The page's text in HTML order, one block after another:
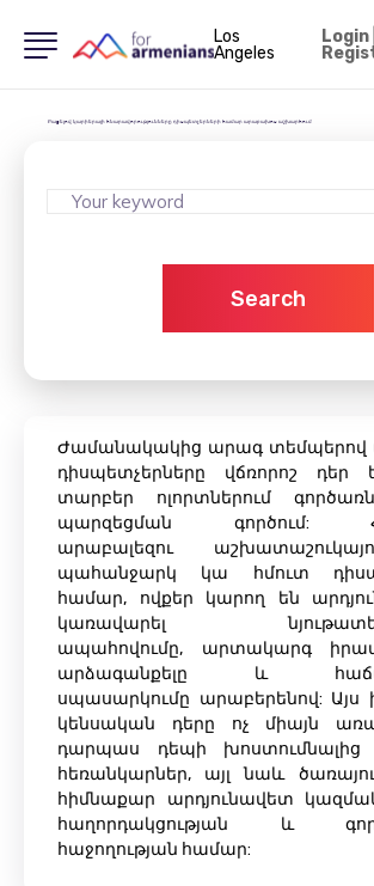
Los
Angeles
Login|
Բացելով կարիերայի հնարավորությունները դիսպետչերների համար արաբախոս աշխարհում
Search
Ժամանակակից արագ տեմպերով
դիսպետչերները վճռորոշ դեր
տարբեր ոլորտներում
պարզեցման գործում:
արաբալեզու
պահանջարկ կա հմուտ
համար, ովքեր կարող են
կառավարել
ապահովումը, արտակարգ
արձագանքելը և
սպասարկումը արաբերենով: Այս
կենսական դերը ոչ միայն
դարպաս դեպի խոստումնալից
հեռանկարներ, այլ նաև
հիմնաքար արդյունավետ
հաղորդակցության և
հաջողության համար: